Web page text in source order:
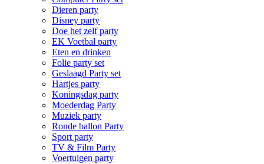
Dieren party
Disney party
Doe het zelf party
EK Voetbal party
Eten en drinken
Folie party set
Geslaagd Party set
Hartjes party
Koningsdag party
Moederdag Party
Muziek party
Ronde ballon Party
Sport party
TV & Film Party
Voertuigen party